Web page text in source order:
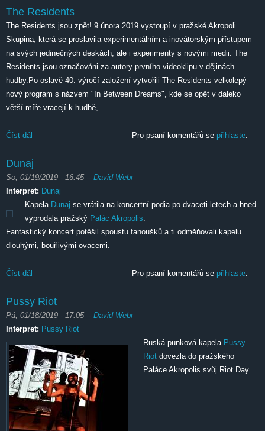
The Residents
The Residents jsou zpět! 9.února 2019 vystoupí v pražské Akropoli.
Skupina, která se proslavila experimentálním a inovátorským přístupem
na svých jedinečných deskách, ale i experimenty s novými medii. The
Residents jsou označováni za autory prvního videoklipu v dějinách
hudby.Po oslavě 40. výročí založení vytvořili The Residents velkolepý
nový program s názvem "In Between Dreams", kde se opět v daleko
větší míře vracejí k hudbě,
Číst dál Pro psaní komentářů se přihlaste.
Dunaj
So, 01/19/2019 - 16:45 -- David Webr
Interpret: Dunaj
Kapela Dunaj se vrátila na koncertní podia po dvaceti letech a hned
vyprodala pražský Palác Akropolis
Fantastický koncert potěšil spoustu fanoušků a ti odměňovali kapelu
dlouhými, bouřlivými ovacemi.
Číst dál Pro psaní komentářů se přihlaste.
Pussy Riot
Pá, 01/18/2019 - 17:05 -- David Webr
Interpret: Pussy Riot
Ruská punková kapela Pussy
Riot dovezla do pražského
Paláce Akropolis svůj Riot Day.